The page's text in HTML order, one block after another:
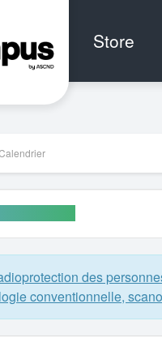
Store
des
conventionnelle,